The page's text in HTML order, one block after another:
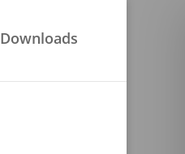
Downloads